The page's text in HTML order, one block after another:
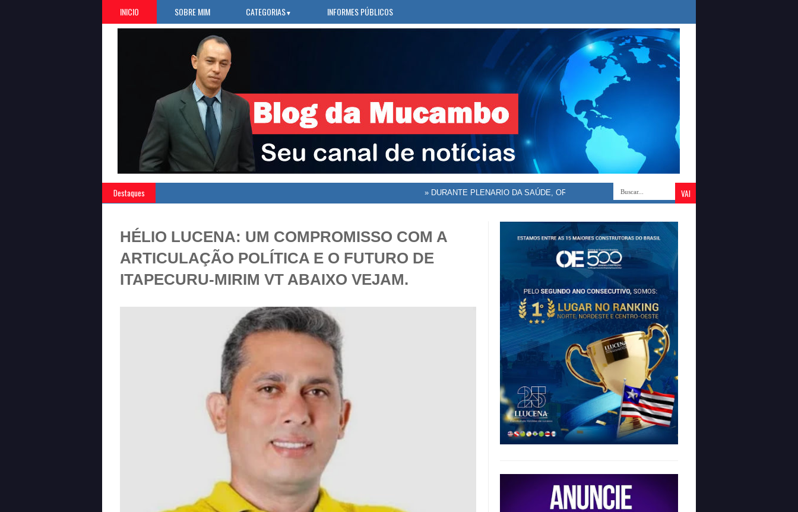
INICIO SOBRE MIM CATEGORIAS▼ INFORMES PÚBLICOS
Destaques DURANTE PLENARIO DA SAÚDE, ORLEANS BRANDÃO DEFENDE VALORIZAÇÃO DOS DOS
HÉLIO LUCENA: UM COMPROMISSO COM A
ARTICULAÇÃO POLÍTICA E O FUTURO DE
ITAPECURU-MIRIM VT ABAIXO VEJAM.